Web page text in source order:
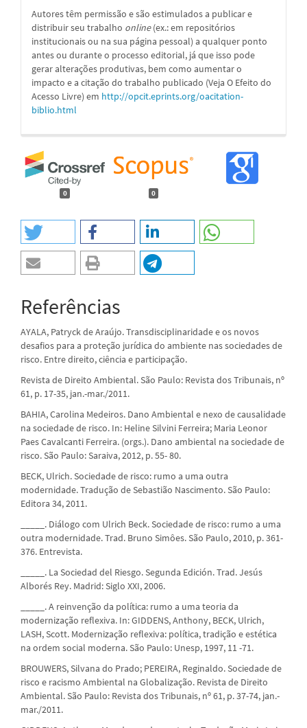
Autores têm permissão e são estimulados a publicar e
distribuir seu trabalho online(ex.: em repositórios
institucionais ou na sua página pessoal) a qualquer ponto
antes ou durante o processo editorial, já que isso pode
gerar alterações produtivas, bem como aumentar o
impacto e a citação do trabalho publicado (Veja O Efeito do
Acesso Livre) em http://opcit.eprints.org/oacitation-
biblio.html
0 0
Referências
AYALA, Patryck de Araújo. Transdisciplinaridade e os novos
desafios para a proteção jurídica do ambiente nas sociedades de
risco. Entre direito, ciência e participação.
Revista de Direito Ambiental. São Paulo: Revista dos Tribunais, nº
61, p. 17-35, jan.-mar./2011.
BAHIA, Carolina Medeiros. Dano Ambiental e nexo de causalidade
na sociedade de risco. In: Heline Silvini Ferreira; Maria Leonor
Paes Cavalcanti Ferreira. (orgs.). Dano ambiental na sociedade de
risco. São Paulo: Saraiva, 2012, p. 55- 80.
BECK, Ulrich. Sociedade de risco: rumo a uma outra
modernidade. Tradução de Sebastião Nascimento. São Paulo:
Editora 34, 2011.
_____. Diálogo com Ulrich Beck. Sociedade de risco: rumo a uma
outra modernidade. Trad. Bruno Simôes. São Paulo, 2010, p. 361-
376. Entrevista.
_____. La Sociedad del Riesgo. Segunda Edición. Trad. Jesús
Alborés Rey. Madrid: Siglo XXI, 2006.
_____. A reinvenção da política: rumo a uma teoria da
modernização reflexiva. In: GIDDENS, Anthony, BECK, Ulrich,
LASH, Scott. Modernização reflexiva: política, tradição e estética
na ordem social moderna. São Paulo: Unesp, 1997, 11 -71.
BROUWERS, Silvana do Prado; PEREIRA, Reginaldo. Sociedade de
risco e racismo Ambiental na Globalização. Revista de Direito
Ambiental. São Paulo: Revista dos Tribunais, nº 61, p. 37-74, jan.-
mar./2011.